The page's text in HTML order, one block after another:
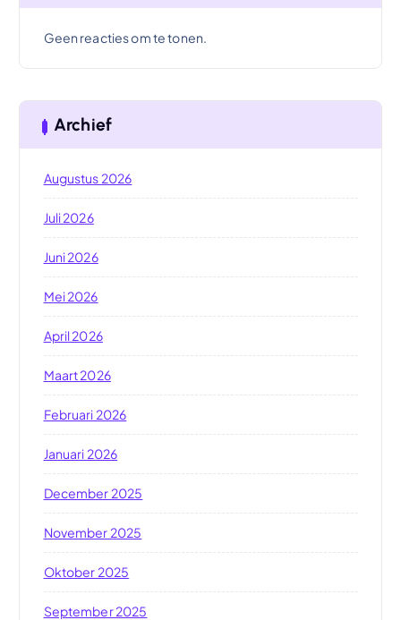
Geen reacties om te tonen.
Archief
Augustus 2026
Juli 2026
Juni 2026
Mei 2026
April 2026
Maart 2026
Februari 2026
Januari 2026
December 2025
November 2025
Oktober 2025
September 2025